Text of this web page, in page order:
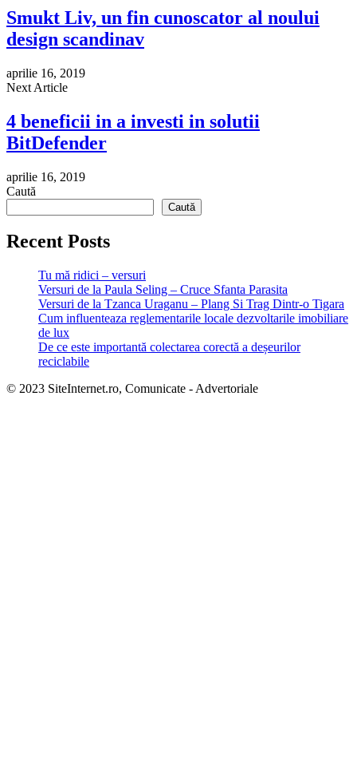
Smukt Liv, un fin cunoscator al noului
design scandinav
aprilie 16, 2019
Next Article
4 beneficii in a investi in solutii
BitDefender
aprilie 16, 2019
Caută
Caută
Recent Posts
Tu mă ridici – versuri
Versuri de la Paula Seling – Cruce Sfanta Parasita
Versuri de la Tzanca Uraganu – Plang Si Trag Dintr-o Tigara
Cum influenteaza reglementarile locale dezvoltarile imobiliare
de lux
De ce este importantă colectarea corectă a deșeurilor
reciclabile
© 2023 SiteInternet.ro, Comunicate - Advertoriale